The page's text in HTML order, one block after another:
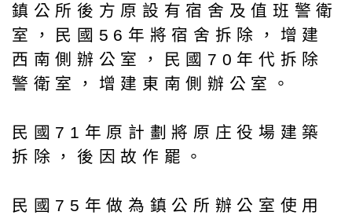
鎮公所後方原設有宿舍及值班警衛
室，民國56年將宿舍拆除，增建
西南側辦公室，民國70年代拆除
警衛室，增建東南側辦公室。
民國71年原計劃將原庄役場建築
拆除，後因故作罷。
民國75年做為鎮公所辦公室使用